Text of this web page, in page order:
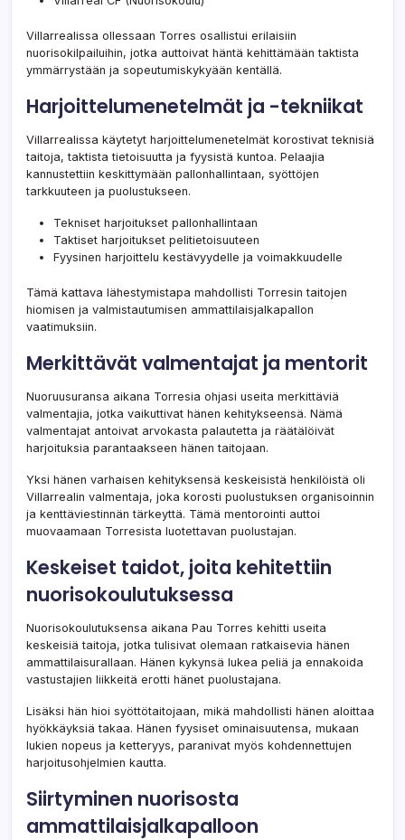
Villarrealissa ollessaan Torres osallistui erilaisiin
nuorisokilpailuihin, jotka auttoivat häntä kehittämään taktista
ymmärrystään ja sopeutumiskykyään kentällä.
Harjoittelumenetelmät ja -tekniikat
Villarrealissa käytetyt harjoittelumenetelmät korostivat teknisiä
taitoja, taktista tietoisuutta ja fyysistä kuntoa. Pelaajia
kannustettiin keskittymään pallonhallintaan, syöttöjen
tarkkuuteen ja puolustukseen.
Tekniset harjoitukset pallonhallintaan
Taktiset harjoitukset pelitietoisuuteen
Fyysinen harjoittelu kestävyydelle ja voimakkuudelle
Tämä kattava lähestymistapa mahdollisti Torresin taitojen
hiomisen ja valmistautumisen ammattilaisjalkapallon
vaatimuksiin.
Merkittävät valmentajat ja mentorit
Nuoruusuransa aikana Torresia ohjasi useita merkittäviä
valmentajia, jotka vaikuttivat hänen kehitykseensä. Nämä
valmentajat antoivat arvokasta palautetta ja räätälöivät
harjoituksia parantaakseen hänen taitojaan.
Yksi hänen varhaisen kehityksensä keskeisistä henkilöistä oli
Villarrealin valmentaja, joka korosti puolustuksen organisoinnin
ja kenttäviestinnän tärkeyttä. Tämä mentorointi auttoi
muovaamaan Torresista luotettavan puolustajan.
Keskeiset taidot, joita kehitettiin
nuorisokoulutuksessa
Nuorisokoulutuksensa aikana Pau Torres kehitti useita
keskeisiä taitoja, jotka tulisivat olemaan ratkaisevia hänen
ammattilaisurallaan. Hänen kykynsä lukea peliä ja ennakoida
vastustajien liikkeitä erotti hänet puolustajana.
Lisäksi hän hioi syöttötaitojaan, mikä mahdollisti hänen aloittaa
hyökkäyksiä takaa. Hänen fyysiset ominaisuutensa, mukaan
lukien nopeus ja ketteryys, paranivat myös kohdennettujen
harjoitusohjelmien kautta.
Siirtyminen nuorisosta
ammattilaisjalkapalloon